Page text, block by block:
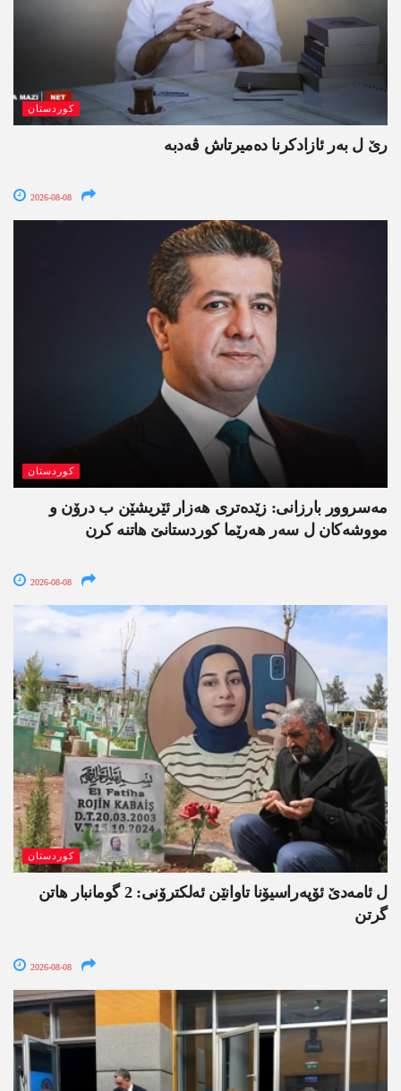
کوردستان
رێ ل بەر ئازادکرنا دەمیرتاش ڤەدبە
2026-08-08
کوردستان
مەسروور بارزانی: زێدەتری ھەزار ئێریشێن ب درۆن و
مووشەکان ل سەر ھەرێما کوردستانێ ھاتنە کرن
2026-08-08
کوردستان
ل ئامەدێ ئۆپەراسیۆنا تاوانێن ئەلکترۆنی: 2 گومانبار ھاتن
گرتن
2026-08-08